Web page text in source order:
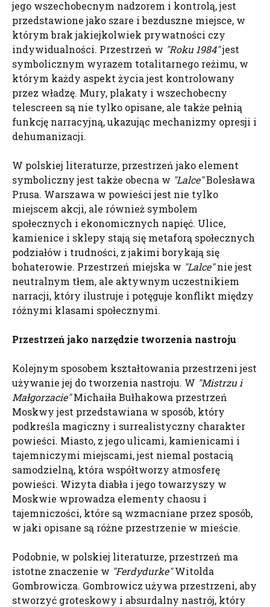
jego wszechobecnym nadzorem i kontrolą, jest
przedstawione jako szare i bezduszne miejsce, w
którym brak jakiejkolwiek prywatności czy
indywidualności. Przestrzeń w "Roku 1984"jest
symbolicznym wyrazem totalitarnego reżimu, w
którym każdy aspekt życia jest kontrolowany
przez władzę. Mury, plakaty i wszechobecny
telescreen są nie tylko opisane, ale także pełnią
funkcję narracyjną, ukazując mechanizmy opresji i
dehumanizacji.
W polskiej literaturze, przestrzeń jako element
symboliczny jest także obecna w "Lalce"Bolesława
Prusa. Warszawa w powieści jest nie tylko
miejscem akcji, ale również symbolem
społecznych i ekonomicznych napięć. Ulice,
kamienice i sklepy stają się metaforą społecznych
podziałów i trudności, z jakimi borykają się
bohaterowie. Przestrzeń miejska w "Lalce"nie jest
neutralnym tłem, ale aktywnym uczestnikiem
narracji, który ilustruje i potęguje konflikt między
różnymi klasami społecznymi.
Przestrzeń jako narzędzie tworzenia nastroju
Kolejnym sposobem kształtowania przestrzeni jest
używanie jej do tworzenia nastroju. W "Mistrzu i
Małgorzacie"Michaiła Bułhakowa przestrzeń
Moskwy jest przedstawiana w sposób, który
podkreśla magiczny i surrealistyczny charakter
powieści. Miasto, z jego ulicami, kamienicami i
tajemniczymi miejscami, jest niemal postacią
samodzielną, która współtworzy atmosferę
powieści. Wizyta diabła i jego towarzyszy w
Moskwie wprowadza elementy chaosu i
tajemniczości, które są wzmacniane przez sposób,
w jaki opisane są różne przestrzenie w mieście.
Podobnie, w polskiej literaturze, przestrzeń ma
istotne znaczenie w "Ferdydurke"Witolda
Gombrowicza. Gombrowicz używa przestrzeni, aby
stworzyć groteskowy i absurdalny nastrój, który